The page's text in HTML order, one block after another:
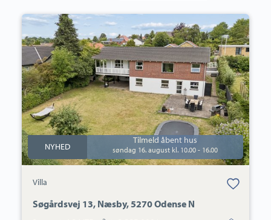
Villa:
Søgårdsvej
13,
Næsby,
5270
Odense
N
NYHED
Tilmeld åbent hus
søndag 16. august kl. 10.00 - 16.00
Villa
Bolig er gemt
under dine
Søgårdsvej 13, Næsby, 5270 Odense N